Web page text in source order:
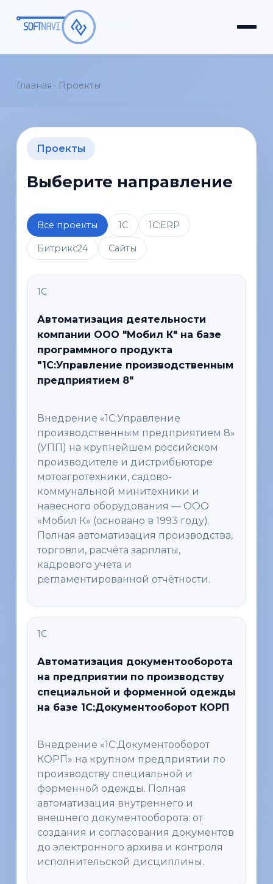
Главная · Проекты
Проекты
Выберите направление
Все проекты 1С 1С:ERP
Битрикс24 Сайты
1С
Автоматизация деятельности
компании ООО "Мобил К" на базе
программного продукта
"1С:Управление производственным
предприятием 8"
Внедрение «1С:Управление
производственным предприятием 8»
(УПП) на крупнейшем российском
производителе и дистрибьюторе
мотоагротехники, садово-
коммунальной минитехники и
навесного оборудования — ООО
«Мобил К» (основано в 1993 году).
Полная автоматизация производства,
торговли, расчёта зарплаты,
кадрового учёта и
регламентированной отчётности.
1С
Автоматизация документооборота
на предприятии по производству
специальной и форменной одежды
на базе 1С:Документооборот КОРП
Внедрение «1С:Документооборот
КОРП» на крупном предприятии по
производству специальной и
форменной одежды. Полная
автоматизация внутреннего и
внешнего документооборота: от
создания и согласования документов
до электронного архива и контроля
исполнительской дисциплины.